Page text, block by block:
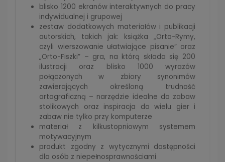
blisko 1200 ekranów interaktywnych do pracy
indywidualnej i grupowej
zestaw dodatkowych materiałów i publikacji
autorskich, takich jak: książka „Orto-Rymy,
czyli wierszowanie ułatwiające pisanie” oraz
„Orto-Fiszki” – gra, na którą składa się 200
ilustracji oraz blisko 1000 wyrazów
połączonych w zbiory synonimów
zawierających określoną trudność
ortograficzną – narzędzie idealne do zabaw
stolikowych oraz inspiracja do wielu gier i
zabaw nie tylko przy komputerze
materiał z kilkustopniowym systemem
motywacyjnym
produkt zgodny z wytycznymi dostępności
dla osób z niepełnosprawnościami